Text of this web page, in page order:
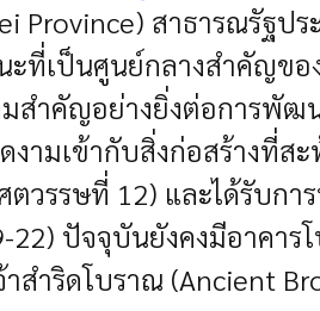
Province) สาธารณรัฐป
ะที่เป็นศูนย์กลางสำคัญข
สำคัญอย่างยิ่งต่อการพัฒ
งามเข้ากับสิ่งก่อสร้างที่
วรรษที่ 12) และได้รับกา
ปัจจุบันยังคงมีอาคาร
าสำริดโบราณ (Ancient